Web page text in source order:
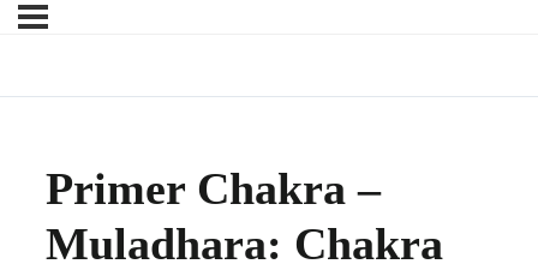
Primer Chakra –
Muladhara: Chakra